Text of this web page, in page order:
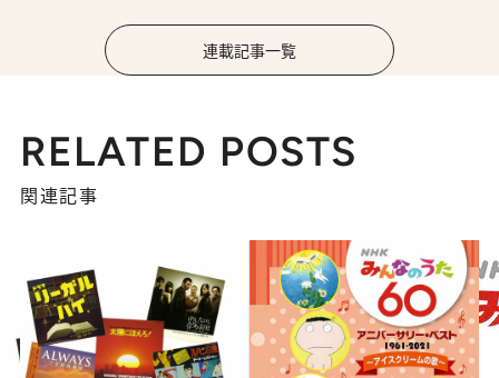
連載記事一覧
RELATED POSTS
関連記事